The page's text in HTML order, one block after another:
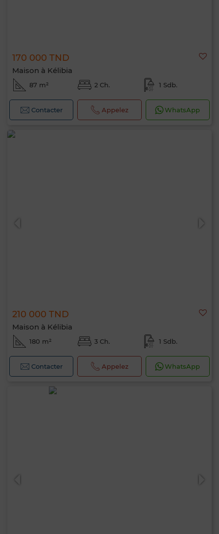
170 000 TND
Maison à Kélibia
87 m² 2 Ch. 1 Sdb.
Contacter Appelez WhatsApp
210 000 TND
Maison à Kélibia
180 m² 3 Ch. 1 Sdb.
Contacter Appelez WhatsApp